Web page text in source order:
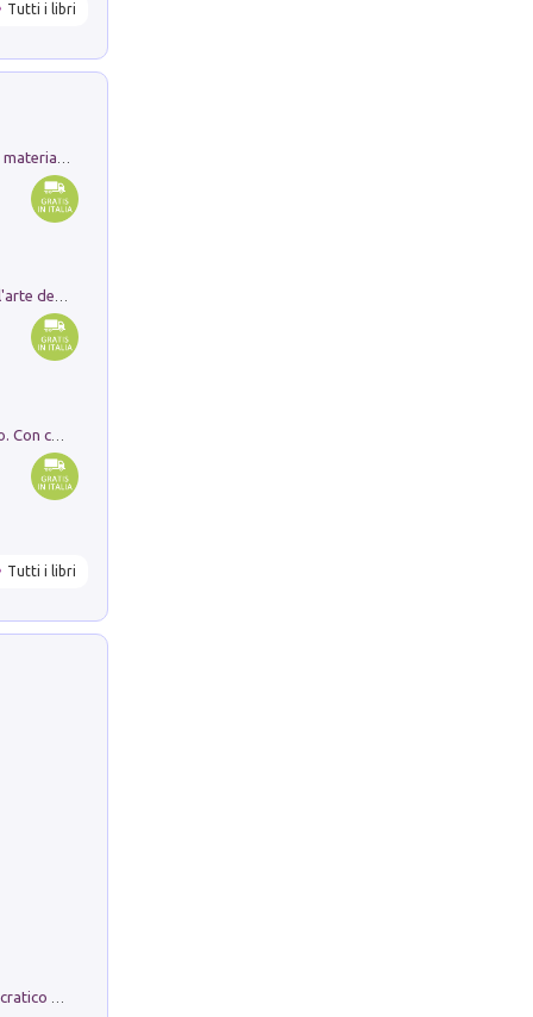
Tutti i libri
Ricerche dei dottorandi in storia dell'arte della Sapienza
Tutti i libri